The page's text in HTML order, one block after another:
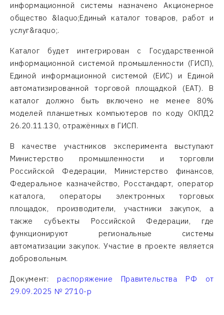
информационной системы назначено Акционерное
общество &laquo;Единый каталог товаров, работ и
услуг&raquo;.
Каталог будет интегрирован с Государственной
информационной системой промышленности (ГИСП),
Единой информационной системой (ЕИС) и Единой
автоматизированной торговой площадкой (ЕАТ). В
каталог должно быть включено не менее 80%
моделей планшетных компьютеров по коду ОКПД2
26.20.11.130, отражённых в ГИСП.
В качестве участников эксперимента выступают
Министерство промышленности и торговли
Российской Федерации, Министерство финансов,
Федеральное казначейство, Росстандарт, оператор
каталога, операторы электронных торговых
площадок, производители, участники закупок, а
также субъекты Российской Федерации, где
функционируют региональные системы
автоматизации закупок. Участие в проекте является
добровольным.
Документ: распоряжение Правительства РФ от
29.09.2025 № 2710-р